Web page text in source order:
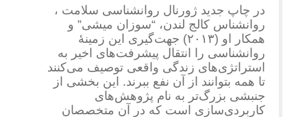
در چاپ جدید ژورنال روانشناسی سلامت ،
روانشناس کالج لندن، “سوزان میشی” و
همکار او (۲۰۱۳) جهت‌گیری این زمینۀ
روانشناسی را انتقال پیشرفت‌های اخیر به
استراتژی‌های زندگی واقعی توصیف می‌کنند
تا همه بتوانند از آن نفع ببرند. این بخشی از
جنبشی بزرگ‌تر به نام پژوهش‌های
کاربردی‌سازی است که در آن متخصصان